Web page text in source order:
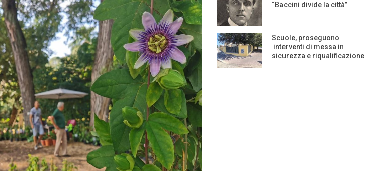
“Baccini divide la città”
Scuole, proseguono
interventi di messa in
sicurezza e riqualificazione